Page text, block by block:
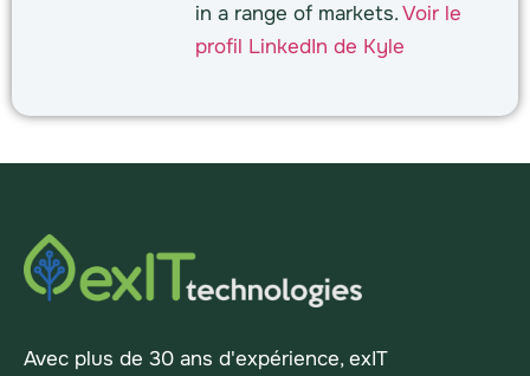
in a range of markets.Voir le
profil LinkedIn de Kyle
Avec plus de 30 ans d'expérience, exIT